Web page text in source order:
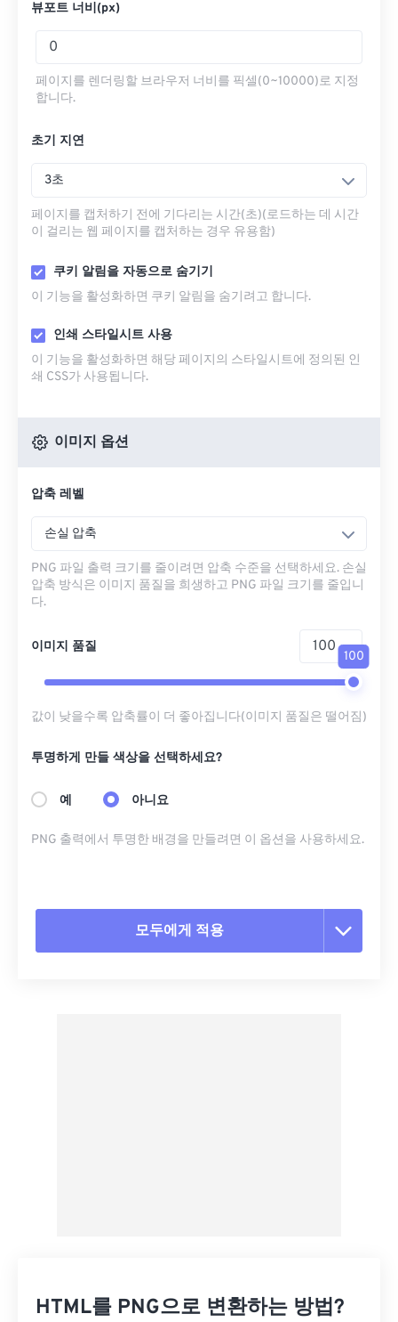
뷰포트 너비(px)
페이지를 렌더링할 브라우저 너비를 픽셀(0~10000)로 지정
합니다.
초기 지연
3초
페이지를 캡처하기 전에 기다리는 시간(초)(로드하는 데 시간
이 걸리는 웹 페이지를 캡처하는 경우 유용함)
쿠키 알림을 자동으로 숨기기
이 기능을 활성화하면 쿠키 알림을 숨기려고 합니다.
인쇄 스타일시트 사용
이 기능을 활성화하면 해당 페이지의 스타일시트에 정의된 인
쇄 CSS가 사용됩니다.
이미지 옵션
압축 레벨
손실 압축
PNG 파일 출력 크기를 줄이려면 압축 수준을 선택하세요. 손실
압축 방식은 이미지 품질을 희생하고 PNG 파일 크기를 줄입니
다.
이미지 품질
100
값이 낮을수록 압축률이 더 좋아집니다(이미지 품질은 떨어짐)
투명하게 만들 색상을 선택하세요?
예 아니요
PNG 출력에서 ​​투명한 배경을 만들려면 이 옵션을 사용하세요.
모두에게 적용
HTML를 PNG으로 변환하는 방법?